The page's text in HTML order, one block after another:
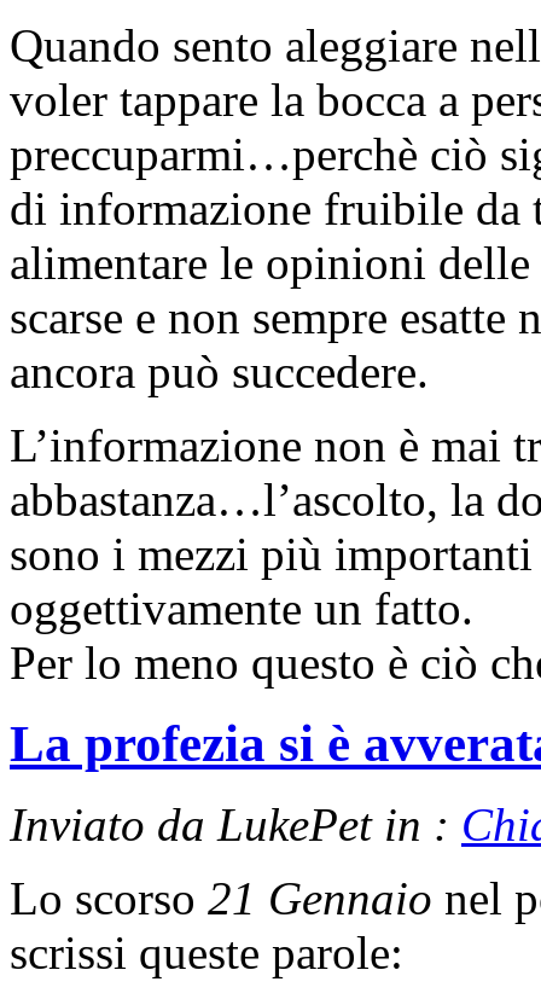
Quando sento aleggiare
voler tappare la bocca a
preccuparmi…perchè ciò
di informazione fruibile da
alimentare le opinioni delle
scarse e non sempre esatte
ancora può succedere.
L’informazione non è mai
abbastanza…l’ascolto, la
sono i mezzi più
oggettivamente un fatto.
Per lo meno questo è ciò
La profezia si è
Inviato da LukePet in :
Lo scorso 21 Gennaio nel
scrissi queste parole: